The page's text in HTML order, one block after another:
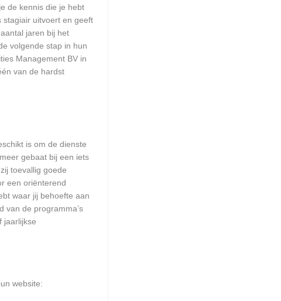
de kennis die je hebt
stagiair uitvoert en geeft
jaren bij het
volgende stap in hun
Management BV in
van de hardst
is om de dienste
gebaat bij een iets
toevallig goede
een oriënterend
waar jij behoefte aan
van de programma’s
jaarlijkse
website: